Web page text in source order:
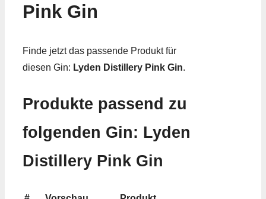
Pink Gin
Finde jetzt das passende Produkt für
diesen Gin: Lyden Distillery Pink Gin.
Produkte passend zu
folgenden Gin: Lyden
Distillery Pink Gin